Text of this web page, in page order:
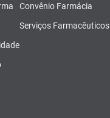
Convênio Farmácia
Serviços Farmacêuticos